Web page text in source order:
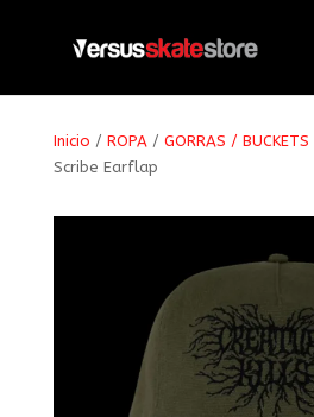
Inicio / ROPA/ GORRAS / BUCKETS
Scribe Earflap